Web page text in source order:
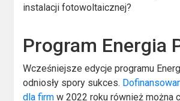
instalacji fotowoltaicznej?
Program Energia
Wcześniejsze edycje programu
odniosły spory sukces.
dla firm w 2022 roku również można